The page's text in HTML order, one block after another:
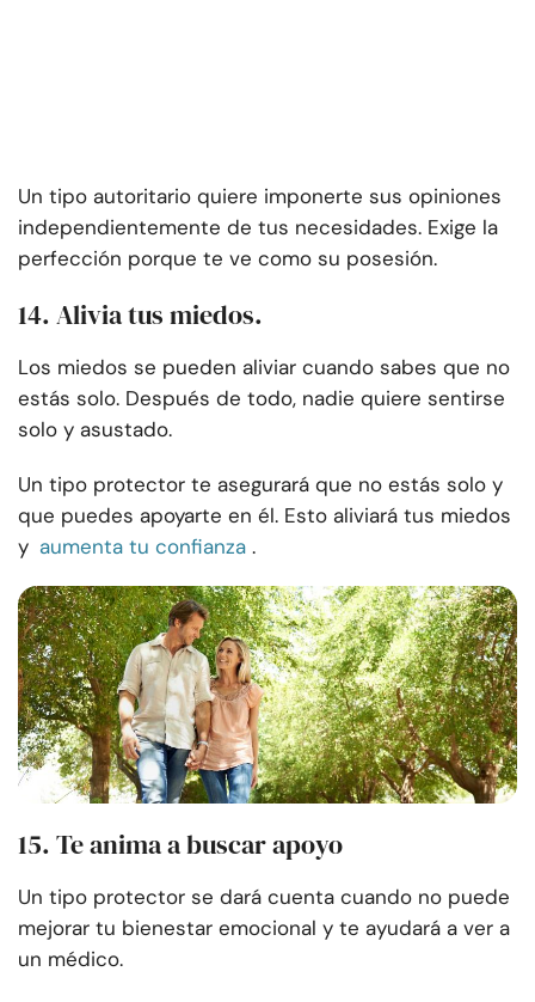
Un tipo autoritario quiere imponerte sus opiniones
independientemente de tus necesidades. Exige la
perfección porque te ve como su posesión.
14. Alivia tus miedos.
Los miedos se pueden aliviar cuando sabes que no
estás solo. Después de todo, nadie quiere sentirse
solo y asustado.
Un tipo protector te asegurará que no estás solo y
que puedes apoyarte en él. Esto aliviará tus miedos
y aumenta tu confianza .
15. Te anima a buscar apoyo
Un tipo protector se dará cuenta cuando no puede
mejorar tu bienestar emocional y te ayudará a ver a
un médico.